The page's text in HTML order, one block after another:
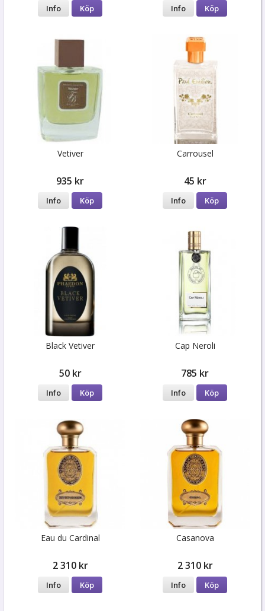
Info Köp Info Köp
Vetiver
935 kr
Info Köp
Carrousel
45 kr
Info Köp
Black Vetiver
50 kr
Info Köp
Cap Neroli
785 kr
Info Köp
Eau du Cardinal
2 310 kr
Info Köp
Casanova
2 310 kr
Info Köp